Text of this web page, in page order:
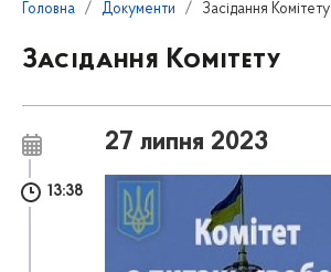
Головна Документи Засідання Комітету
Засідання Комітету
27 липня 2023
13:38